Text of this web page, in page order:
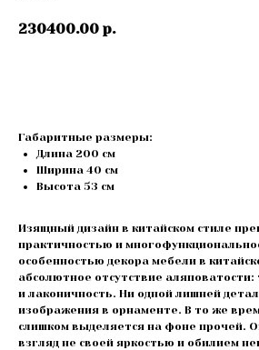
230400.00 р.
Габаритные размеры:
Длина 200 см
Ширина 40 см
Высота 53 cм
Изящный дизайн в китайском стиле
практичностью и
особенностью декора мебели в
абсолютное отсутствие аляповатости:
и лаконичность. Ни одной лишней
изображения в орнаменте. В то же
слишком выделяется на фоне прочей.
взгляд не своей яркостью и обилием